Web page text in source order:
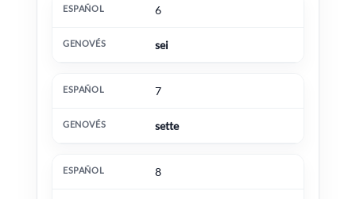
6
sei
7
sette
8